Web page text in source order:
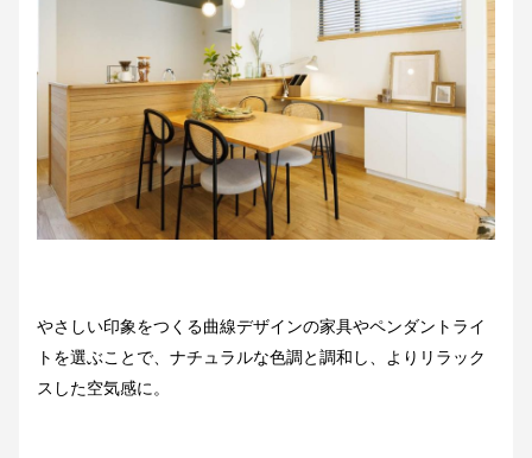
やさしい印象をつくる曲線デザインの家具やペンダントライ
トを選ぶことで、ナチュラルな色調と調和し、よりリラック
スした空気感に。